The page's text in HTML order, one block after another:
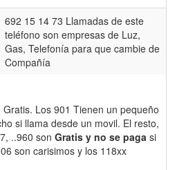
692 15 14 73 Llamadas de este
teléfono son empresas de Luz,
Gas, Telefonía para que cambie de
Compañía
Los 901 Tienen un pequeño
si llama desde un movil. El resto,
..960 son Gratis y no se paga si
son carisimos y los 118xx